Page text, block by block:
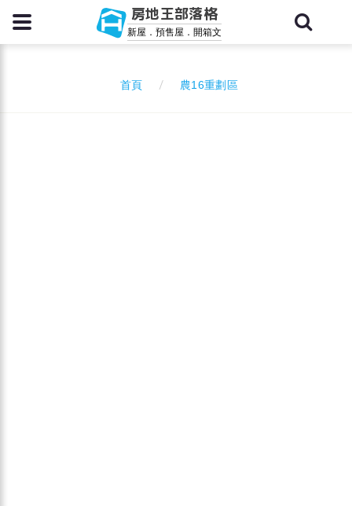
房地王部落格
新屋．預售屋．開箱文
首頁 農16重劃區